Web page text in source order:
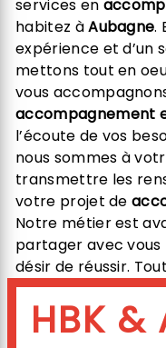
HBK
services en
habitez àAubagne.
expérience et d’un
mettons tout en
vous
accompagnement
l’écoute de vos
nous sommes à
transmettre les
votre projet de
Notre métier est
partager avec
désir de réussir.
travaille avec
EN